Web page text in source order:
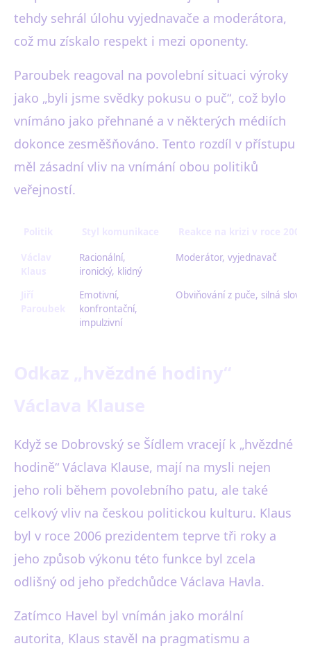
tehdy sehrál úlohu vyjednavače a moderátora,
což mu získalo respekt i mezi oponenty.
Paroubek reagoval na povolební situaci výroky
jako „byli jsme svědky pokusu o puč“, což bylo
vnímáno jako přehnané a v některých médiích
dokonce zesměšňováno. Tento rozdíl v přístupu
měl zásadní vliv na vnímání obou politiků
veřejností.
Racionální,
ironický, klidný
Moderátor, vyjednavač
Emotivní,
konfrontační,
impulzivní
Obviňování z puče, silná slova
Když se Dobrovský se Šídlem vracejí k „hvězdné
hodině“ Václava Klause, mají na mysli nejen
jeho roli během povolebního patu, ale také
celkový vliv na českou politickou kulturu. Klaus
byl v roce 2006 prezidentem teprve tři roky a
jeho způsob výkonu této funkce byl zcela
odlišný od jeho předchůdce Václava Havla.
Zatímco Havel byl vnímán jako morální
autorita, Klaus stavěl na pragmatismu a